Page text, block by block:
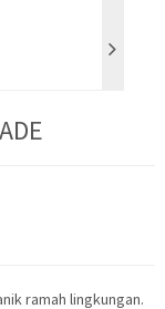
ramah lingkungan.